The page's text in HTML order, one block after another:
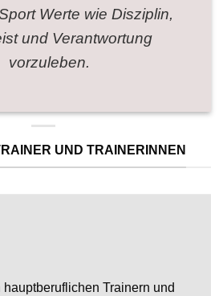
Werte wie Disziplin,
und Verantwortung
vorzuleben.
UND TRAINERINNEN
hauptberuflichen Trainern und